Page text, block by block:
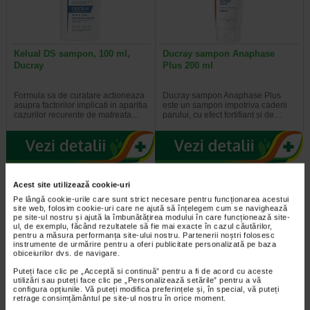
Acest site utilizează cookie-uri
Pe lângă cookie-urile care sunt strict necesare pentru funcționarea acestui
site web, folosim cookie-uri care ne ajută să înțelegem cum se navighează
pe site-ul nostru și ajută la îmbunătățirea modului în care funcționează site-
ul, de exemplu, făcând rezultatele să fie mai exacte în cazul căutărilor,
pentru a măsura performanța site-ului nostru. Partenerii noștri folosesc
instrumente de urmărire pentru a oferi publicitate personalizată pe baza
obiceiurilor dvs. de navigare.
Puteți face clic pe „Acceptă si continuă” pentru a fi de acord cu aceste
utilizări sau puteți face clic pe „Personalizează setările” pentru a vă
configura opțiunile. Vă puteți modifica preferințele și, în special, vă puteți
retrage consimțământul pe site-ul nostru în orice moment.
Kelual DS sampon, 100 ml,
Ducray
Formula sa de curatare actioneaza
asupra factorilor implicati in aparitia
cazurilor recurente de matreata…
Ducray sampon Anaphase
Plus 200 ml
Ducray sampon Anaphase Plus
este un sampon impotriva caderii
parului, cu efect fortifiant si de…
Plătești 2, primești 3
Masca cu biotina pentru par,
50 g, DIFEEL
Masca regeneranta cu biotina
par cret, 50 g, DIFEEL